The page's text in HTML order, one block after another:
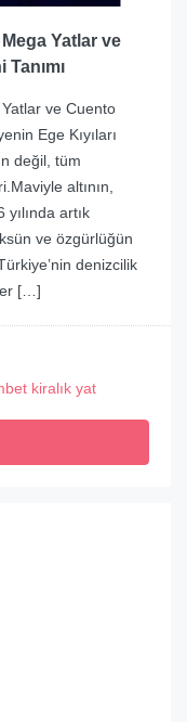
Yatlar ve
ve Cuento
Ege Kıyıları
değil, tüm
altının,
artık
ve özgürlüğün
denizcilik
[…]
kiralık yat